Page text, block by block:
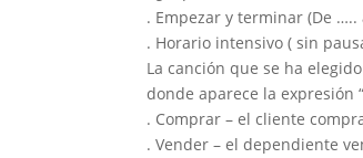
. Empezar y terminar (De
. Horario intensivo ( sin
La canción que se ha
donde aparece la expresión
. Comprar – el cliente
. Vender – el dependiente